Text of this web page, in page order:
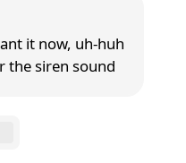
it now, uh-huh
the siren sound